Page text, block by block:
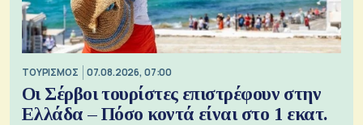
ΤΟΥΡΙΣΜΟΣ 07.08.2026, 07:00
Οι Σέρβοι τουρίστες επιστρέφουν στην
Ελλάδα – Πόσο κοντά είναι στο 1 εκατ.